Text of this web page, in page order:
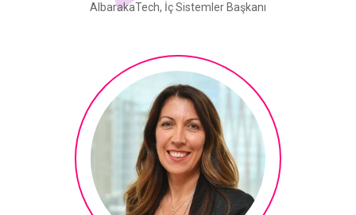
AlbarakaTech, İç Sistemler Başkanı